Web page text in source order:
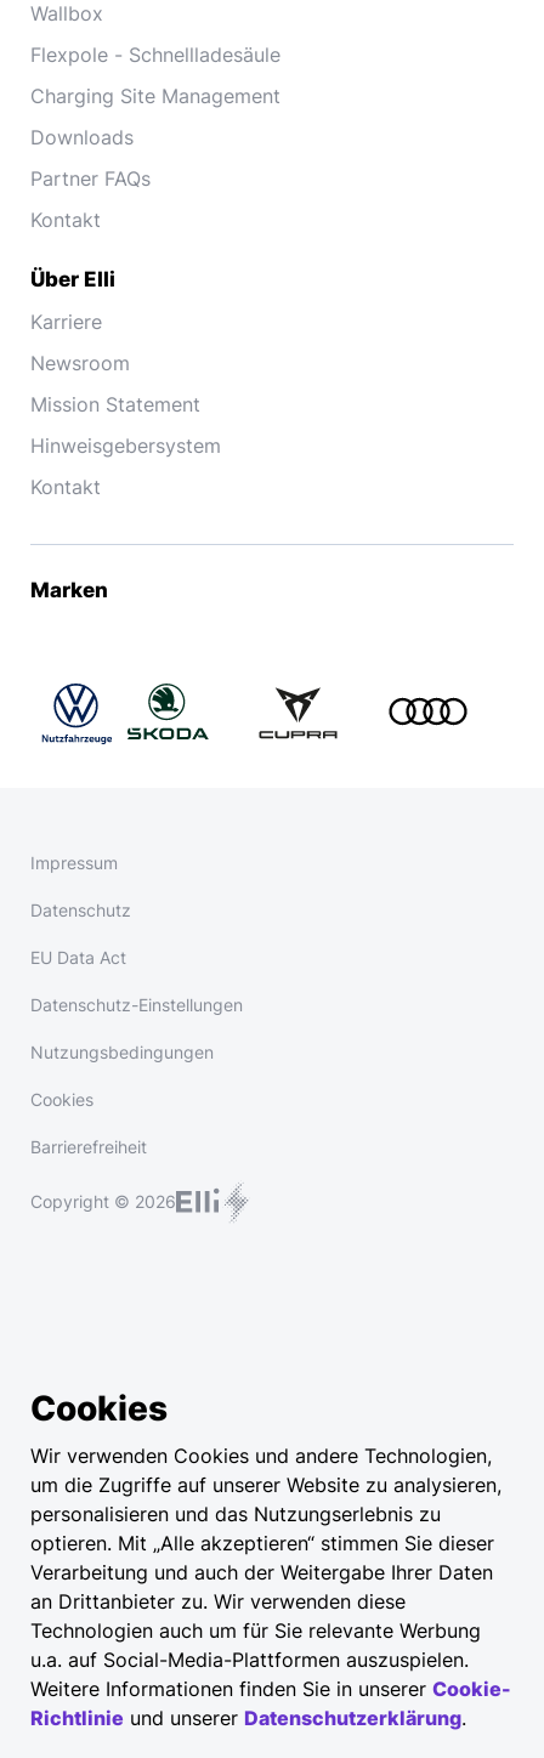
Wallbox
Flexpole - Schnellladesäule
Charging Site Management
Downloads
Partner FAQs
Kontakt
Über Elli
Karriere
Newsroom
Mission Statement
Hinweisgebersystem
Kontakt
Marken
Impressum
Datenschutz
EU Data Act
Datenschutz-Einstellungen
Nutzungsbedingungen
Cookies
Barrierefreiheit
Copyright © 2026
Cookies
Wir verwenden Cookies und andere Technologien,
um die Zugriffe auf unserer Website zu analysieren,
personalisieren und das Nutzungserlebnis zu
optieren. Mit „Alle akzeptieren“ stimmen Sie dieser
Verarbeitung und auch der Weitergabe Ihrer Daten
an Drittanbieter zu. Wir verwenden diese
Technologien auch um für Sie relevante Werbung
u.a. auf Social-Media-Plattformen auszuspielen.
Weitere Informationen finden Sie in unserer Cookie-
Richtlinie und unserer Datenschutzerklärung.